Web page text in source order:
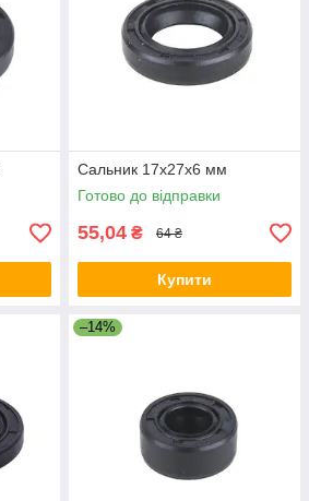
Сальник 17x27x6 мм
Готово до відправки
55,04 ₴ 64 ₴
Купити
–14%